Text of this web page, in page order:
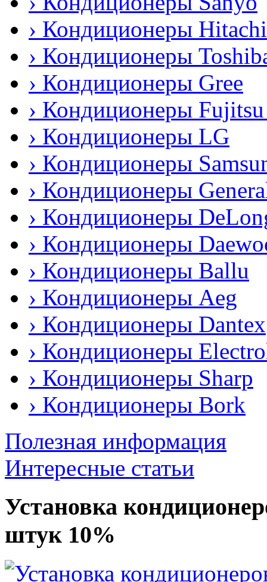
› Кондиционеры Hitachi
› Кондиционеры
› Кондиционеры Gree
› Кондиционеры
› Кондиционеры LG
› Кондиционеры
› Кондиционеры
› Кондиционеры
› Кондиционеры
› Кондиционеры Ballu
› Кондиционеры Аeg
› Кондиционеры Dantex
› Кондиционеры
› Кондиционеры Sharp
› Кондиционеры Bork
Полезная информация
Интересные статьи
Установка
штук 10%